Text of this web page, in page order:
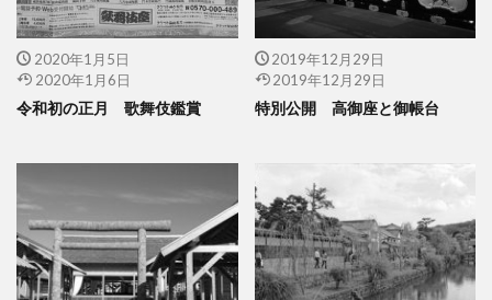
2020年1月5日
2020年1月6日
令和初の正月 歌舞伎鑑賞
2019年12月29日
2019年12月29日
特別公開 高御座と御帳台